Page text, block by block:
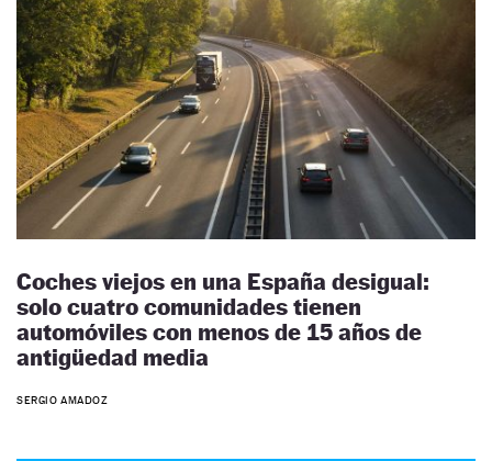
Coches viejos en una España desigual:
solo cuatro comunidades tienen
automóviles con menos de 15 años de
antigüedad media
SERGIO AMADOZ